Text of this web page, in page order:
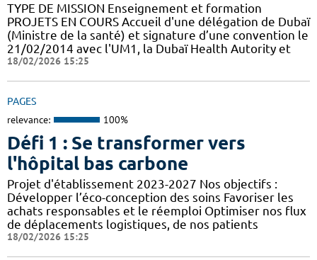
TYPE DE MISSION Enseignement et formation
PROJETS EN COURS Accueil d'une délégation de Dubaï
(Ministre de la santé) et signature d’une convention le
21/02/2014 avec l'UM1, la Dubaï Health Autority et
18/02/2026 15:25
PAGES
relevance: 100%
Défi 1 : Se transformer vers
l'hôpital bas carbone
Projet d'établissement 2023-2027 Nos objectifs :
Développer l’éco-conception des soins Favoriser les
achats responsables et le réemploi Optimiser nos flux
de déplacements logistiques, de nos patients
18/02/2026 15:25